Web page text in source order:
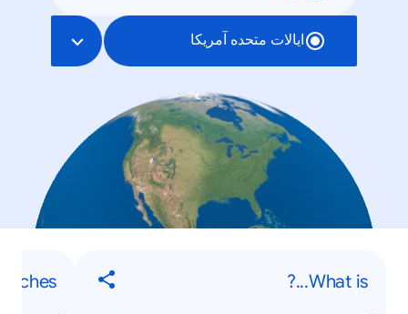
ایالات متحده آمریکا
What is...?